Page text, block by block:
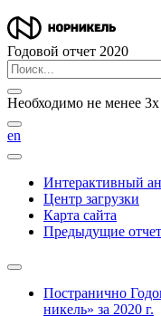
Годовой отчет 2020
Необходимо не менее
en
Интерактивный
Центр загрузки
Карта сайта
Предыдущие
Постранично
никель» за 2020 г.